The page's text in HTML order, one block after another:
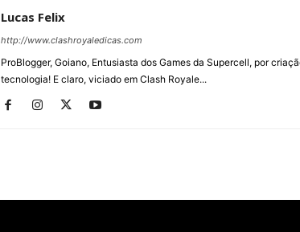
Lucas Felix
http://www.clashroyaledicas.com
ProBlogger, Goiano, Entusiasta dos Games da Supercell, por
tecnologia! E claro, viciado em Clash Royale...